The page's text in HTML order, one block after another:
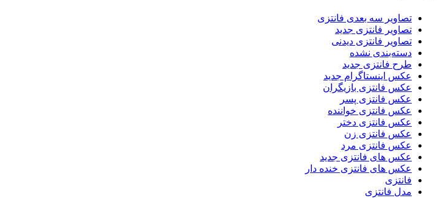
تصاویر سه بعدی فانتزی
تصاویر فانتزی جدید
تصاویر فانتزی دیدنی
دسته‌بندی نشده
طرح فانتزی جدید
عکس اینستاگرام جدید
عکس فانتزی بازیگران
عکس فانتزی پسر
عکس فانتزی خواننده
عکس فانتزی دختر
عکس فانتزی زن
عکس فانتزی مرد
عکس های فانتزی جدید
عکس های فانتزی خنده دار
فانتزی
مدل فانتزی